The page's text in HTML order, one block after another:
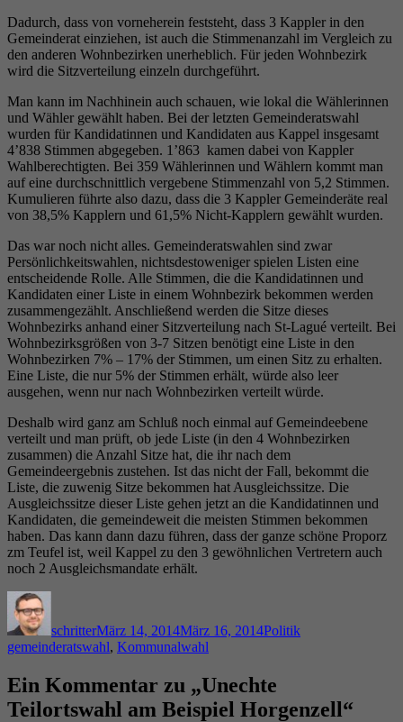
Dadurch, dass von vorneherein feststeht, dass 3 Kappler in den
Gemeinderat einziehen, ist auch die Stimmenanzahl im Vergleich zu
den anderen Wohnbezirken unerheblich. Für jeden Wohnbezirk
wird die Sitzverteilung einzeln durchgeführt.
Man kann im Nachhinein auch schauen, wie lokal die Wählerinnen
und Wähler gewählt haben. Bei der letzten Gemeinderatswahl
wurden für Kandidatinnen und Kandidaten aus Kappel insgesamt
4’838 Stimmen abgegeben. 1’863 kamen dabei von Kappler
Wahlberechtigten. Bei 359 Wählerinnen und Wählern kommt man
auf eine durchschnittlich vergebene Stimmenzahl von 5,2 Stimmen.
Kumulieren führte also dazu, dass die 3 Kappler Gemeinderäte real
von 38,5% Kapplern und 61,5% Nicht-Kapplern gewählt wurden.
Das war noch nicht alles. Gemeinderatswahlen sind zwar
Persönlichkeitswahlen, nichtsdestoweniger spielen Listen eine
entscheidende Rolle. Alle Stimmen, die die Kandidatinnen und
Kandidaten einer Liste in einem Wohnbezirk bekommen werden
zusammengezählt. Anschließend werden die Sitze dieses
Wohnbezirks anhand einer Sitzverteilung nach St-Lagué verteilt. Bei
Wohnbezirksgrößen von 3-7 Sitzen benötigt eine Liste in den
Wohnbezirken 7% – 17% der Stimmen, um einen Sitz zu erhalten.
Eine Liste, die nur 5% der Stimmen erhält, würde also leer
ausgehen, wenn nur nach Wohnbezirken verteilt würde.
Deshalb wird ganz am Schluß noch einmal auf Gemeindeebene
verteilt und man prüft, ob jede Liste (in den 4 Wohnbezirken
zusammen) die Anzahl Sitze hat, die ihr nach dem
Gemeindeergebnis zustehen. Ist das nicht der Fall, bekommt die
Liste, die zuwenig Sitze bekommen hat Ausgleichssitze. Die
Ausgleichssitze dieser Liste gehen jetzt an die Kandidatinnen und
Kandidaten, die gemeindeweit die meisten Stimmen bekommen
haben. Das kann dann dazu führen, dass der ganze schöne Proporz
zm Teufel ist, weil Kappel zu den 3 gewöhnlichen Vertretern auch
noch 2 Ausgleichsmandate erhält.
schritterMärz 14, 2014März 16, 2014Politik
gemeinderatswahl, Kommunalwahl
Ein Kommentar zu „Unechte
Teilortswahl am Beispiel Horgenzell“